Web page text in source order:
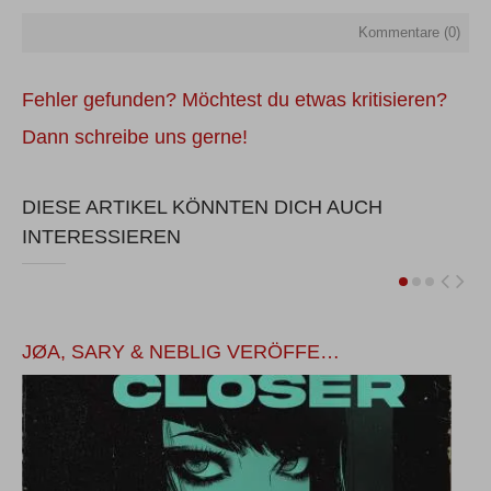
Kommentare (0)
Fehler gefunden? Möchtest du etwas kritisieren?
Dann schreibe uns gerne!
DIESE ARTIKEL KÖNNTEN DICH AUCH
INTERESSIEREN
JØA, SARY & NEBLIG VERÖFFE…